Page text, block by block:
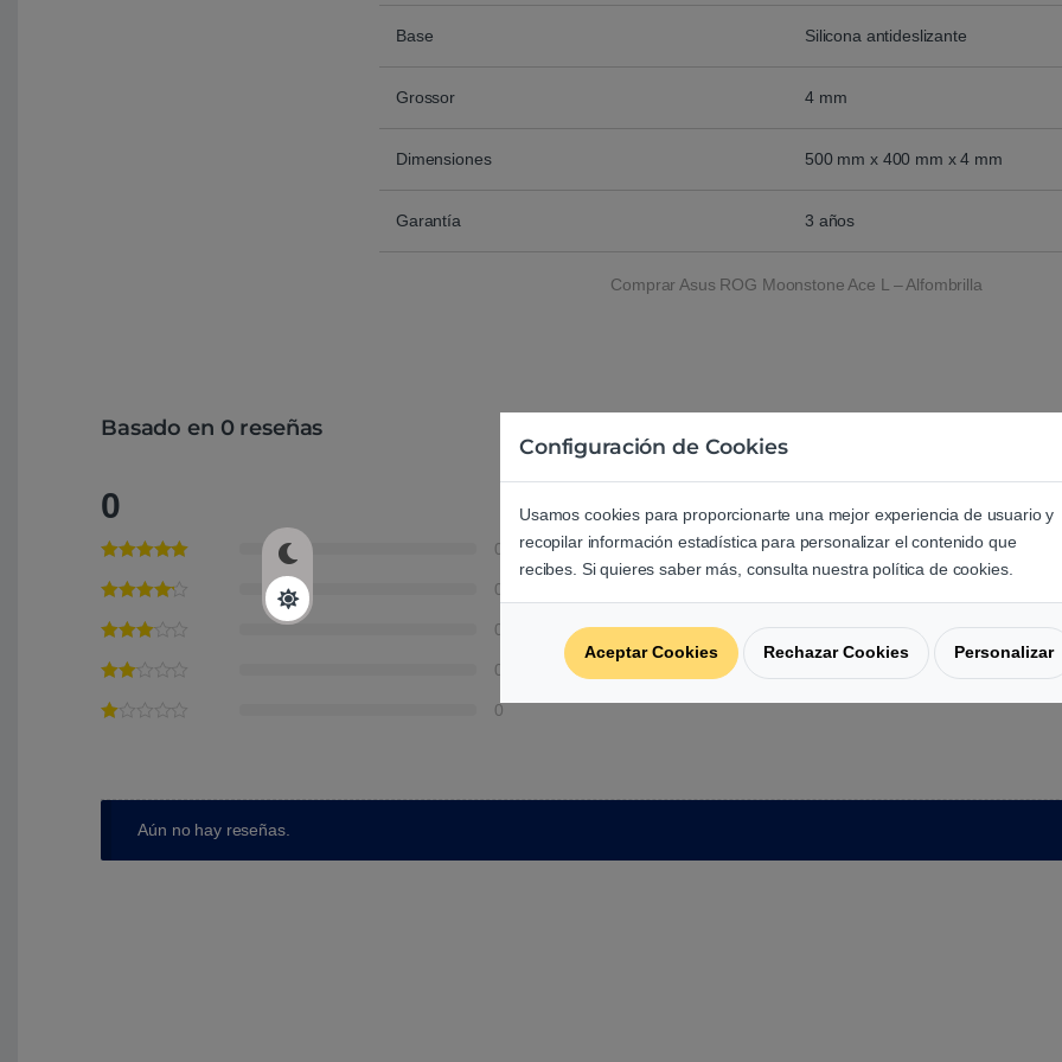
Base Silicona antideslizante
Grossor 4 mm
Dimensiones 500 mm x 400 mm x 4 mm
Garantía 3 años
Comprar Asus ROG Moonstone Ace L – Alfombrilla
Basado en 0 reseñas
0
0
0
0
0
0
Debesaccederpara publicar una
Aún no hay reseñas.
Configuración de Cookies
Usamos cookies para proporcionarte una mejor experiencia de usuario y
recopilar información estadística para personalizar el contenido que
recibes. Si quieres saber más, consulta nuestra política de cookies.
Aceptar Cookies Rechazar Cookies Personalizar